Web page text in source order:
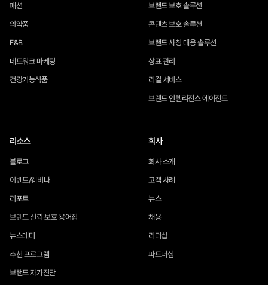
브랜드 보호 솔루션
콘텐츠 보호 솔루션
브랜드 사칭 대응 솔루션
상표 관리
리걸 서비스
브랜드 인텔리전스 에이전트
패션
의약품
F&B
네트워크 마케팅
건강기능식품
리소스
블로그
이벤트/웨비나
리포트
브랜드 신뢰·보호 용어집
뉴스레터
추천 프로그램
브랜드 자가진단
회사
회사 소개
고객 사례
뉴스
채용
리더십
파트너십